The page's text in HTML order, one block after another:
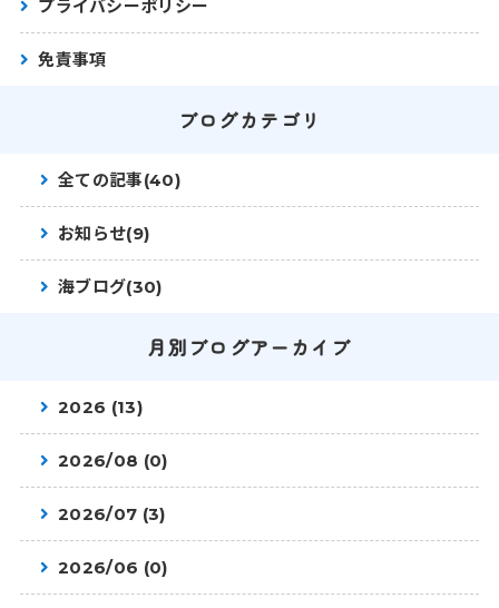
プライバシーポリシー
免責事項
ブログカテゴリ
全ての記事(40)
お知らせ(9)
海ブログ(30)
月別ブログアーカイブ
2026 (13)
2026/08 (0)
2026/07 (3)
2026/06 (0)